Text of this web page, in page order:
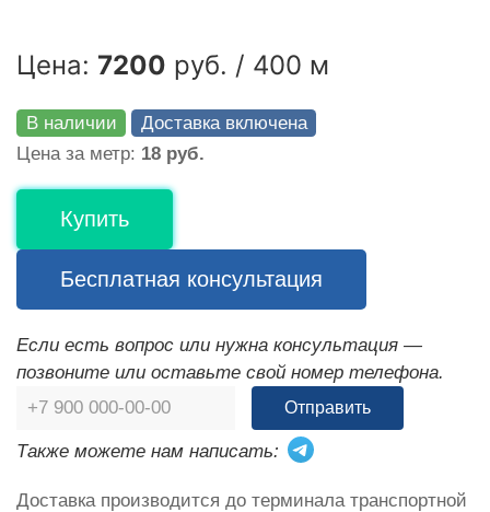
Цена: 7200 руб. / 400 м
В наличии
Доставка включена
Цена за метр: 18 руб.
Купить
Бесплатная консультация
Если есть вопрос или нужна консультация —
позвоните или оставьте свой номер телефона.
Отправить
Также можете нам написать:
Доставка производится до терминала транспортной